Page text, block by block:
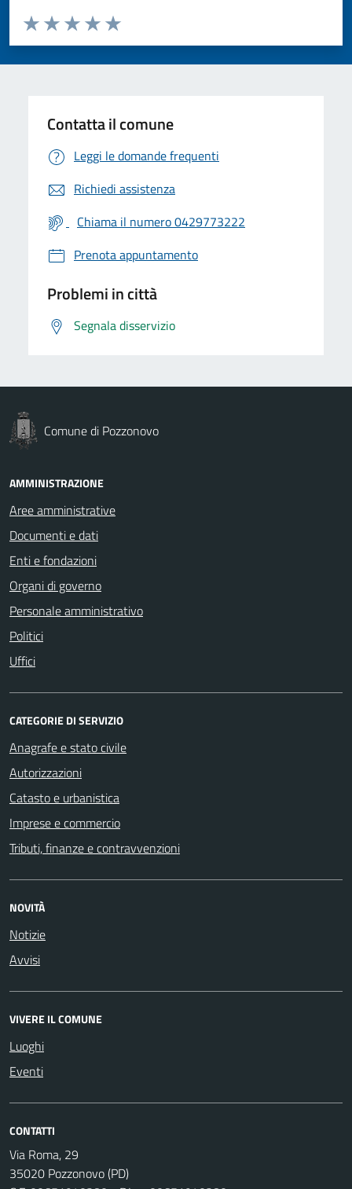
Valuta da 1 a 5 stelle la pagina
Valuta 5 stelle su 5
Valuta 4 stelle su 5
Valuta 3 stelle su 5
Valuta 2 stelle su 5
Valuta 1 stelle su 5
Contatta il comune
Leggi le domande frequenti
Richiedi assistenza
Chiama il numero 0429773222
Prenota appuntamento
Problemi in città
Segnala disservizio
Comune di Pozzonovo
AMMINISTRAZIONE
Aree amministrative
Documenti e dati
Enti e fondazioni
Organi di governo
Personale amministrativo
Politici
Uffici
CATEGORIE DI SERVIZIO
Anagrafe e stato civile
Autorizzazioni
Catasto e urbanistica
Imprese e commercio
Tributi, finanze e contravvenzioni
NOVITÀ
Notizie
Avvisi
VIVERE IL COMUNE
Luoghi
Eventi
CONTATTI
Via Roma, 29
35020 Pozzonovo (PD)